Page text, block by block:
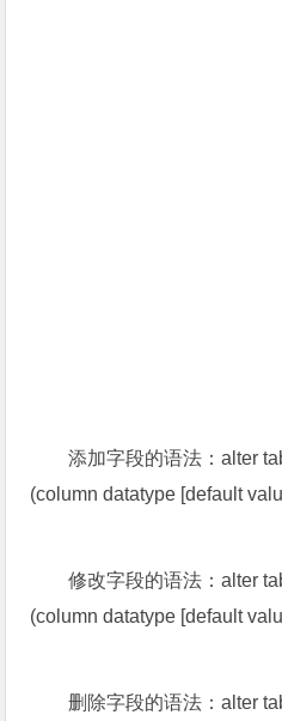
添加字段的语法：alter
(column datatype [default
修改字段的语法：alter
(column datatype [default
删除字段的语法：alter